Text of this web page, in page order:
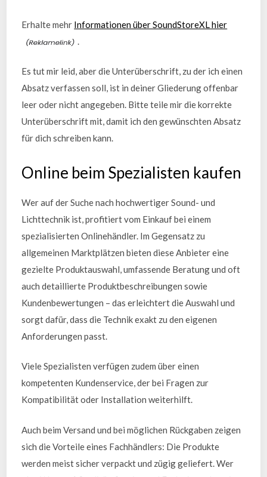
Erhalte mehr Informationen über SoundStoreXL hier
Es tut mir leid, aber die Unterüberschrift, zu der ich einen
Absatz verfassen soll, ist in deiner Gliederung offenbar
leer oder nicht angegeben. Bitte teile mir die korrekte
Unterüberschrift mit, damit ich den gewünschten Absatz
für dich schreiben kann.
Online beim Spezialisten kaufen
Wer auf der Suche nach hochwertiger Sound- und
Lichttechnik ist, profitiert vom Einkauf bei einem
spezialisierten Onlinehändler. Im Gegensatz zu
allgemeinen Marktplätzen bieten diese Anbieter eine
gezielte Produktauswahl, umfassende Beratung und oft
auch detaillierte Produktbeschreibungen sowie
Kundenbewertungen – das erleichtert die Auswahl und
sorgt dafür, dass die Technik exakt zu den eigenen
Anforderungen passt.
Viele Spezialisten verfügen zudem über einen
kompetenten Kundenservice, der bei Fragen zur
Kompatibilität oder Installation weiterhilft.
Auch beim Versand und bei möglichen Rückgaben zeigen
sich die Vorteile eines Fachhändlers: Die Produkte
werden meist sicher verpackt und zügig geliefert. Wer